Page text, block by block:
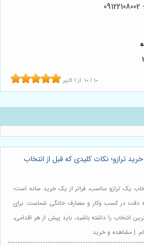
10 / 10 از 1 کاربر
ترازو؛ نکات کلیدی که قبل از انتخاب
یک ترازو مناسب، فراتر از یک خرید ساده است؛
دقت در کسب وکار و مصارف خانگی شماست. برای
انتخاب را داشته باشید، باید پیش از هر اقدامی،
| مشاهده و خرید